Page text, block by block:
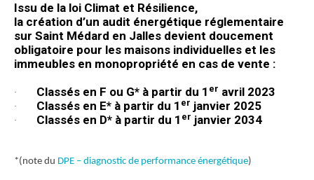
Issu de la loi Climat et Résilience,
la création d’un audit énergétique réglementaire
sur Saint Médard en Jalles devient doucement
obligatoire pour les maisons individuelles et les
immeubles en monopropriété en cas de vente :
· Classés en F ou G* à partir du 1 er avril 2023
· Classés en E* à partir du 1 er janvier 2025
· Classés en D* à partir du 1 er janvier 2034
*(note du DPE – diagnostic de performance énergétique)